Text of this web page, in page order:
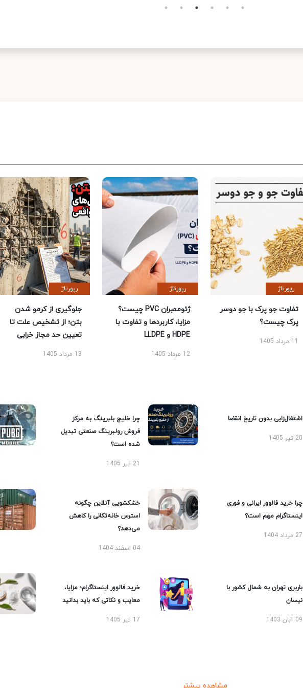
رپورتاژ
تفاوت جو پرک با جو دوسر
پرک چیست؟
11 مرداد 1405
رپورتاژ
ژئوممبران PVC چیست؟
مزایا، کاربردها و تفاوت با
HDPE و LLDPE
12 مرداد 1405
رپورتاژ
جلوگیری از کرمو شدن
بتن؛ از تشخیص علت تا
تعیین حد مجاز خرابی
13 مرداد 1405
اشتغال‌زایی بدون تاریخ انقضا
20 تیر 1405
چرا خلیج بلبرینگ به مرکز
فروش رولبرینگ صنعتی تبدیل
شده است؟
21 تیر 1405
چرا خرید فالوور ایرانی و فوری
اینستاگرام مهم است؟
27 مرداد 1404
خشکشویی آنلاین چگونه
استرس خانه‌تکانی را کاهش
می‌دهد؟
04 اسفند 1404
باربری تهران به شمال کشور با
نیسان
09 آبان 1403
خرید فالوور اینستاگرام؛ مزایا،
معایب و نکاتی که باید بدانید
17 تیر 1405
مشاهده بیشتر